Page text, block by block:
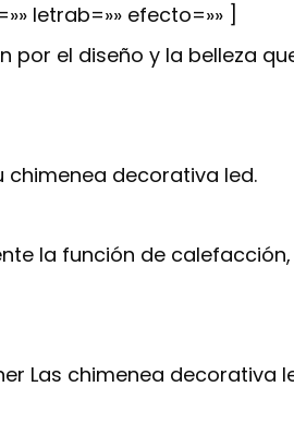
letrab=»» efecto=»» ]
el diseño y la belleza
decorativa led.
la función de
Las chimenea decorativa